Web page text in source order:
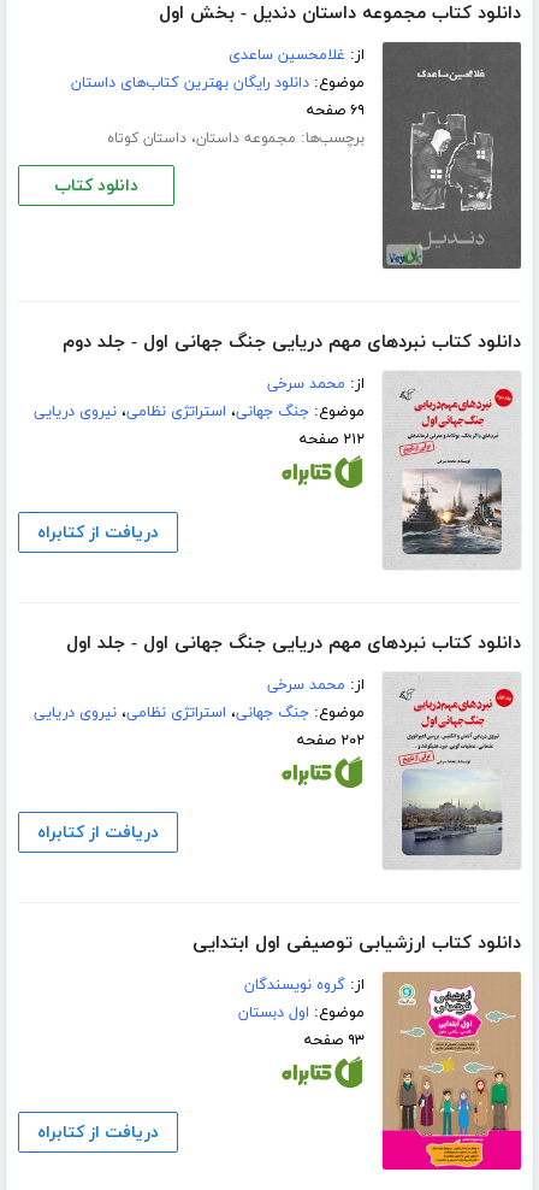
دانلود کتاب مجموعه داستان دندیل - بخش اول
از: غلامحسین ساعدی
موضوع:دانلود رایگان بهترین کتاب‌های داستان
۶۹ صفحه
برچسب‌ها: مجموعه داستان،داستان کوتاه
دانلود کتاب
دانلود کتاب نبردهای مهم دریایی جنگ جهانی اول - جلد دوم
از: محمد سرخی
موضوع:جنگ جهانی، استراتژی نظامی،نیروی دریایی
۲۱۲ صفحه
دریافت از کتابراه
دانلود کتاب نبردهای مهم دریایی جنگ جهانی اول - جلد اول
از: محمد سرخی
موضوع:جنگ جهانی، استراتژی نظامی،نیروی دریایی
۲۰۲ صفحه
دریافت از کتابراه
دانلود کتاب ارزشیابی توصیفی اول ابتدایی
از:گروه نویسندگان
موضوع: اول دبستان
۹۳ صفحه
دریافت از کتابراه